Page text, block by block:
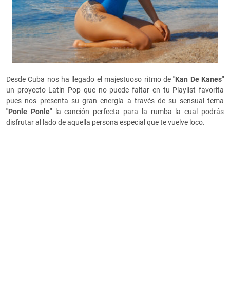
Desde Cuba nos ha llegado el majestuoso ritmo de"Kan De Kanes"
un proyecto Latin Pop que no puede faltar en tu Playlist favorita
pues nos presenta su gran energía a través de su sensual tema
"Ponle Ponle"
la canción perfecta para la rumba la cual podrás
disfrutar al lado de aquella persona especial que te vuelve loco.